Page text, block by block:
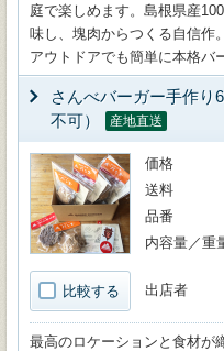
庭で楽しめます。島根県産
味し、塊肉からつくる自信作
アウトドアでも簡単に本格バ
さんべバーガー手作り
不可）
産地直送
比較する
価格
送料
品番
内容量／重
出店者
最高のロケーションと食材が